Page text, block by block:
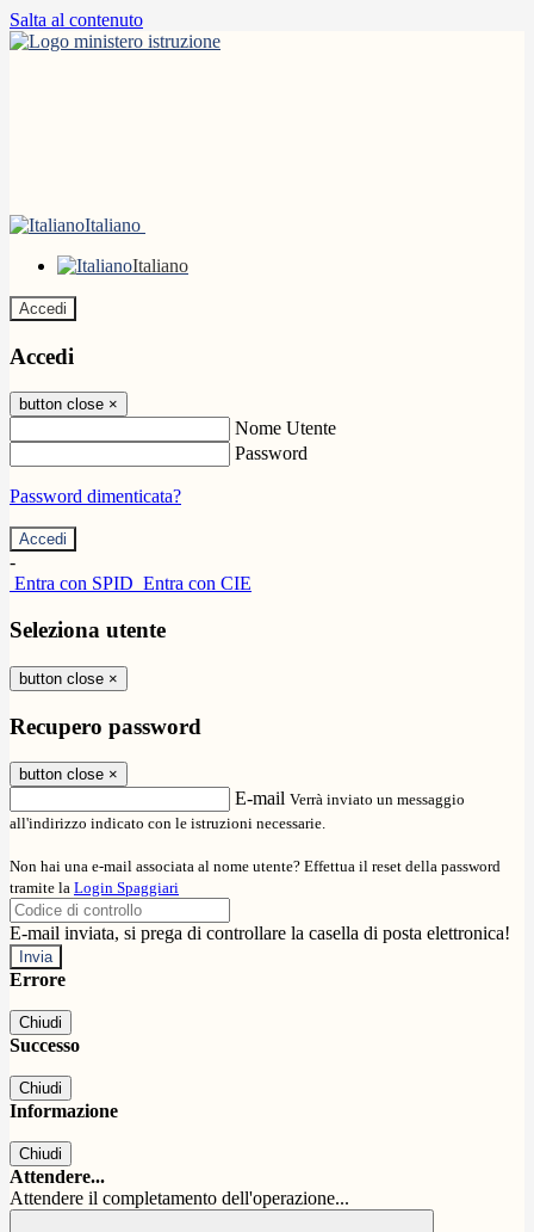
Salta al contenuto
Italiano
Italiano
Accedi
Accedi
button close ×
Nome Utente
Password
Password dimenticata?
-
Entra con SPID Entra con CIE
Seleziona utente
button close ×
Recupero password
button close ×
E-mail Verrà inviato un messaggio
all'indirizzo indicato con le istruzioni necessarie.
Non hai una e-mail associata al nome utente? Effettua il reset della password
tramite la Login Spaggiari
E-mail inviata, si prega di controllare la casella di posta elettronica!
Errore
Chiudi
Successo
Chiudi
Informazione
Chiudi
Attendere...
Attendere il completamento dell'operazione...